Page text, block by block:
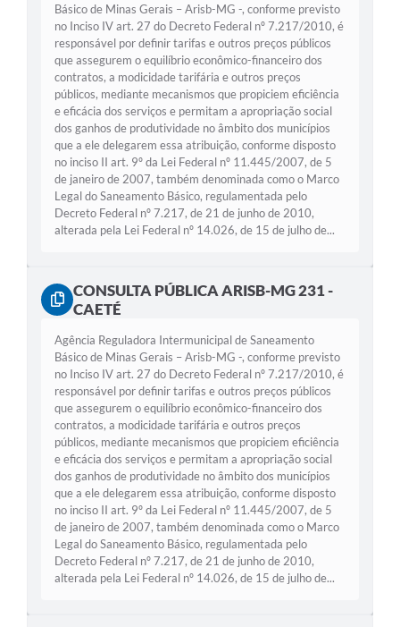
Básico de Minas Gerais – Arisb-MG -, conforme previsto
no Inciso IV art. 27 do Decreto Federal nº 7.217/2010, é
responsável por definir tarifas e outros preços públicos
que assegurem o equilíbrio econômico-financeiro dos
contratos, a modicidade tarifária e outros preços
públicos, mediante mecanismos que propiciem eficiência
e eficácia dos serviços e permitam a apropriação social
dos ganhos de produtividade no âmbito dos municípios
que a ele delegarem essa atribuição, conforme disposto
no inciso II art. 9º da Lei Federal nº 11.445/2007, de 5
de janeiro de 2007, também denominada como o Marco
Legal do Saneamento Básico, regulamentada pelo
Decreto Federal nº 7.217, de 21 de junho de 2010,
alterada pela Lei Federal nº 14.026, de 15 de julho de...
CONSULTA PÚBLICA ARISB-MG 231 -
CAETÉ
Agência Reguladora Intermunicipal de Saneamento
Básico de Minas Gerais – Arisb-MG -, conforme previsto
no Inciso IV art. 27 do Decreto Federal nº 7.217/2010, é
responsável por definir tarifas e outros preços públicos
que assegurem o equilíbrio econômico-financeiro dos
contratos, a modicidade tarifária e outros preços
públicos, mediante mecanismos que propiciem eficiência
e eficácia dos serviços e permitam a apropriação social
dos ganhos de produtividade no âmbito dos municípios
que a ele delegarem essa atribuição, conforme disposto
no inciso II art. 9º da Lei Federal nº 11.445/2007, de 5
de janeiro de 2007, também denominada como o Marco
Legal do Saneamento Básico, regulamentada pelo
Decreto Federal nº 7.217, de 21 de junho de 2010,
alterada pela Lei Federal nº 14.026, de 15 de julho de...